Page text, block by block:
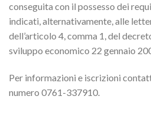
conseguita con il possesso dei
indicati, alternativamente, alle
dell’articolo 4, comma 1, del
sviluppo economico 22 gennaio
Per informazioni e iscrizioni
numero 0761-337910.